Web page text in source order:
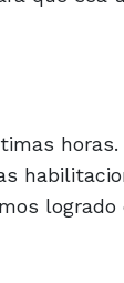
horas.
logrado